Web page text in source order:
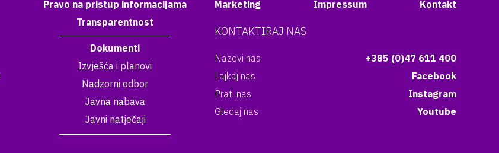
Pravo na pristup informacijama
Transparentnost
Dokumenti
Izvješća i planovi
Nadzorni odbor
Javna nabava
Javni natječaji
Marketing Impressum Kontakt
KONTAKTIRAJ NAS
Nazovi nas
+385 (0)47 611 400
Lajkaj nas
Facebook
Prati nas
Instagram
Gledaj nas
Youtube